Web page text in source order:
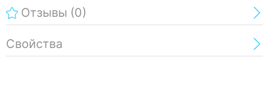
Отзывы (0)
Свойства